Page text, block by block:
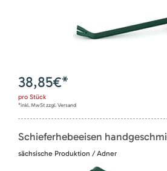
38,85€*
pro Stück
*inkl. MwSt zzgl. Versand
Schieferhebeeisen
sächsische Produktion / Adner